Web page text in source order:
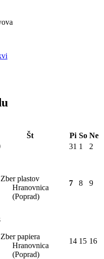
Št Pi So Ne
31 1 2
Zber plastov
Hranovnica
(Poprad)
7 8 9
Zber papiera
Hranovnica
(Poprad)
14 15 16